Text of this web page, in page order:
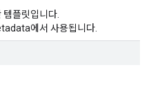
플릿입니다.
에서 사용됩니다.